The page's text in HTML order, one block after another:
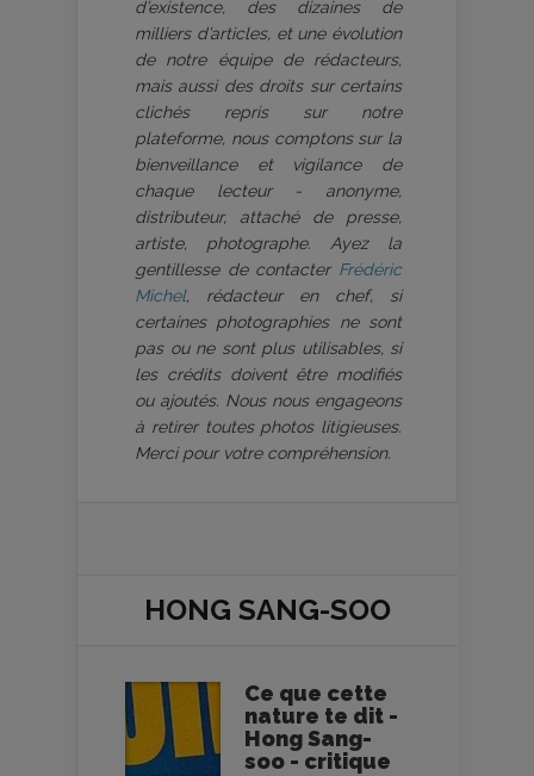
d’existence, des dizaines de
milliers d’articles, et une évolution
de notre équipe de rédacteurs,
mais aussi des droits sur certains
clichés repris sur notre
plateforme, nous comptons sur la
bienveillance et vigilance de
chaque lecteur - anonyme,
distributeur, attaché de presse,
artiste, photographe. Ayez la
gentillesse de contacter Frédéric
Michel, rédacteur en chef, si
certaines photographies ne sont
pas ou ne sont plus utilisables, si
les crédits doivent être modifiés
ou ajoutés. Nous nous engageons
à retirer toutes photos litigieuses.
Merci pour votre compréhension.
HONG SANG-SOO
Ce que cette
nature te dit -
Hong Sang-
soo - critique